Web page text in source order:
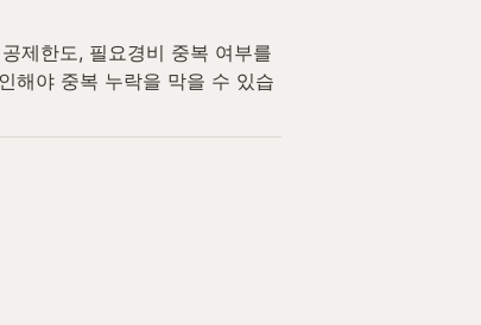
제한도, 필요경비 중복 여부를
해야 중복 누락을 막을 수 있습